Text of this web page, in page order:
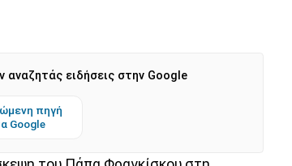
ειδήσεις στην Google
πηγή
Google